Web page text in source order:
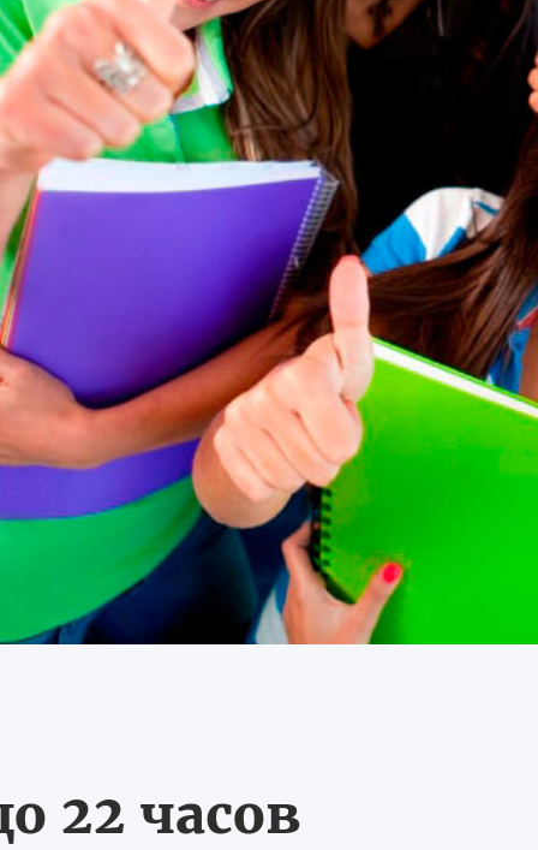
22 часов